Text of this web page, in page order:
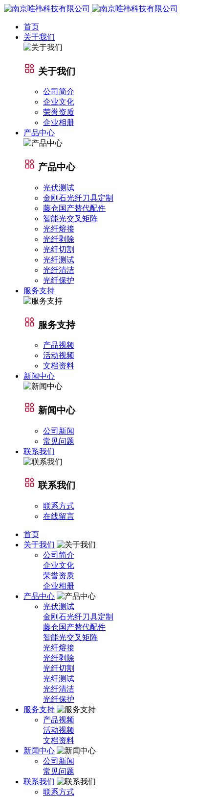
首页
关于我们
关于我们
公司简介
企业文化
荣誉资质
企业相册
产品中心
产品中心
光伏测试
金刚石光纤刀具定制
藤仓国产替代配件
智能光交叉矩阵
光纤熔接
光纤剥除
光纤切割
光纤测试
光纤清洁
光纤保护
服务支持
服务支持
产品视频
活动视频
文档资料
新闻中心
新闻中心
公司新闻
常见问题
联系我们
联系我们
联系方式
在线留言
首页
关于我们
公司简介
企业文化
荣誉资质
企业相册
产品中心
光伏测试
金刚石光纤刀具定制
藤仓国产替代配件
智能光交叉矩阵
光纤熔接
光纤剥除
光纤切割
光纤测试
光纤清洁
光纤保护
服务支持
产品视频
活动视频
文档资料
新闻中心
公司新闻
常见问题
联系我们
联系方式